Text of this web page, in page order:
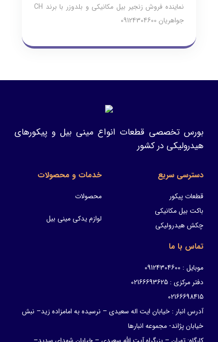
نماینده فروش زنجیر بیل مکانیکی و بلدوزر با برند CH
جواهریان 09124304600
بورس تخصصی قطعات انواع مینی بیل و پیکورهای
هیدرولیکی در کشور
دسترسی سریع
قطعات پیکور
باکت بیل مکانیکی
چکش هیدرولیکی
خدمات و محصولات
محصولات
لوازم یدکی مینی بیل
تماس با ما
موبایل : 09124304600
دفتر مرکزی : 02166693625
02166698415
آدرس انبار : خیابان ایت اله سعیدی – نرسیده به امامزاده زید– نبش
خیابان پژاند- مجموعه انبارها